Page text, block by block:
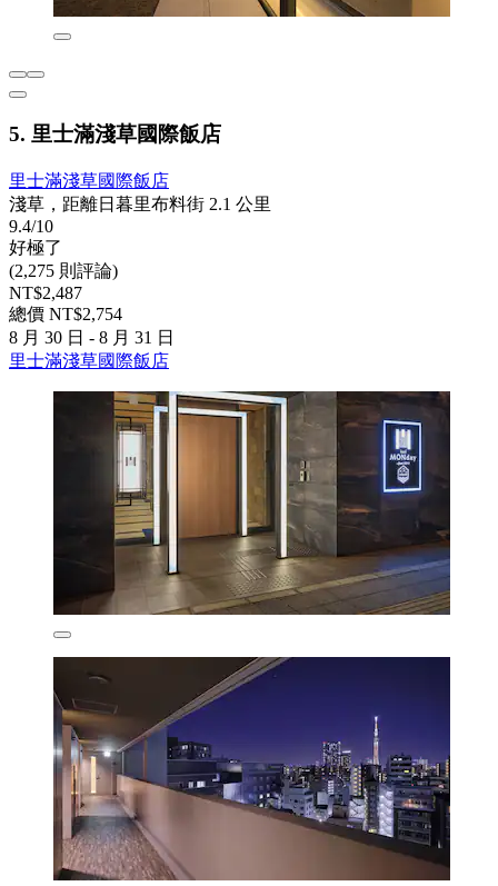
5. 里士滿淺草國際飯店
里士滿淺草國際飯店
淺草，距離日暮里布料街 2.1 公里
9.4/10
好極了
(2,275 則評論)
NT$2,487
總價 NT$2,754
8 月 30 日 - 8 月 31 日
里士滿淺草國際飯店